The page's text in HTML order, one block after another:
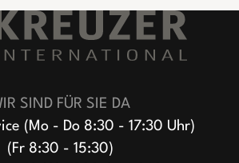
SIND FÜR SIE DA
(Mo - Do 8:30 - 17:30 Uhr)
(Fr 8:30 - 15:30)